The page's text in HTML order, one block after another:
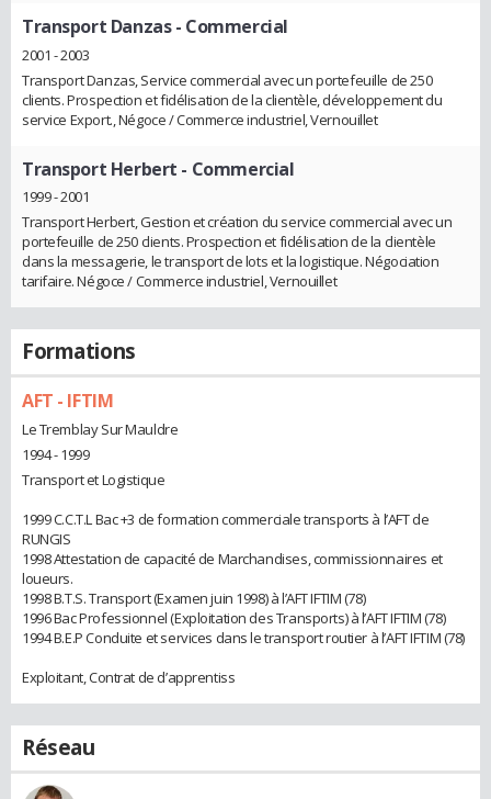
Transport Danzas- Commercial
2001 - 2003
Transport Danzas, Service commercial avec un portefeuille de 250
clients. Prospection et fidélisation de la clientèle, développement du
service Export., Négoce / Commerce industriel, Vernouillet
Transport Herbert - Commercial
1999 - 2001
Transport Herbert, Gestion et création du service commercial avec un
portefeuille de 250 clients. Prospection et fidélisation de la clientèle
dans la messagerie, le transport de lots et la logistique. Négociation
tarifaire. Négoce / Commerce industriel, Vernouillet
Formations
AFT - IFTIM
Le Tremblay Sur Mauldre
1994 - 1999
Transport et Logistique
1999 C.C.T.L Bac +3 de formation commerciale transports à l’AFT de
RUNGIS
1998 Attestation de capacité de Marchandises, commissionnaires et
loueurs.
1998 B.T.S. Transport (Examen juin 1998) à l’AFT IFTIM (78)
1996 Bac Professionnel (Exploitation des Transports) à l’AFT IFTIM (78)
1994 B.E.P Conduite et services dans le transport routier à l’AFT IFTIM (78)
Exploitant, Contrat de d’apprentiss
Réseau